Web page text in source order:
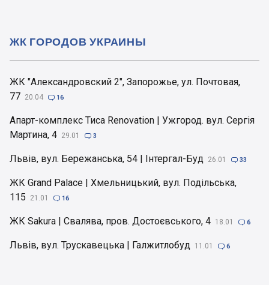
ЖК "Александровский 2", Запорожье, ул. Почтовая,
77 20.04  16
Апарт-комплекс Тиса Renovation | Ужгород. вул. Сергія
Мартина, 4 29.01  3
Львів, вул. Бережанська, 54 | Інтергал-Буд 26.01  33
ЖК Grand Palace | Хмельницький, вул. Подільська,
115
21.01  16
ЖК Sakura | Свалява, пров. Достоєвського, 4 18.01  6
Львів, вул. Трускавецька | Галжитлобуд 11.01  6
ЖК ГОРОДОВ УКРАИНЫ